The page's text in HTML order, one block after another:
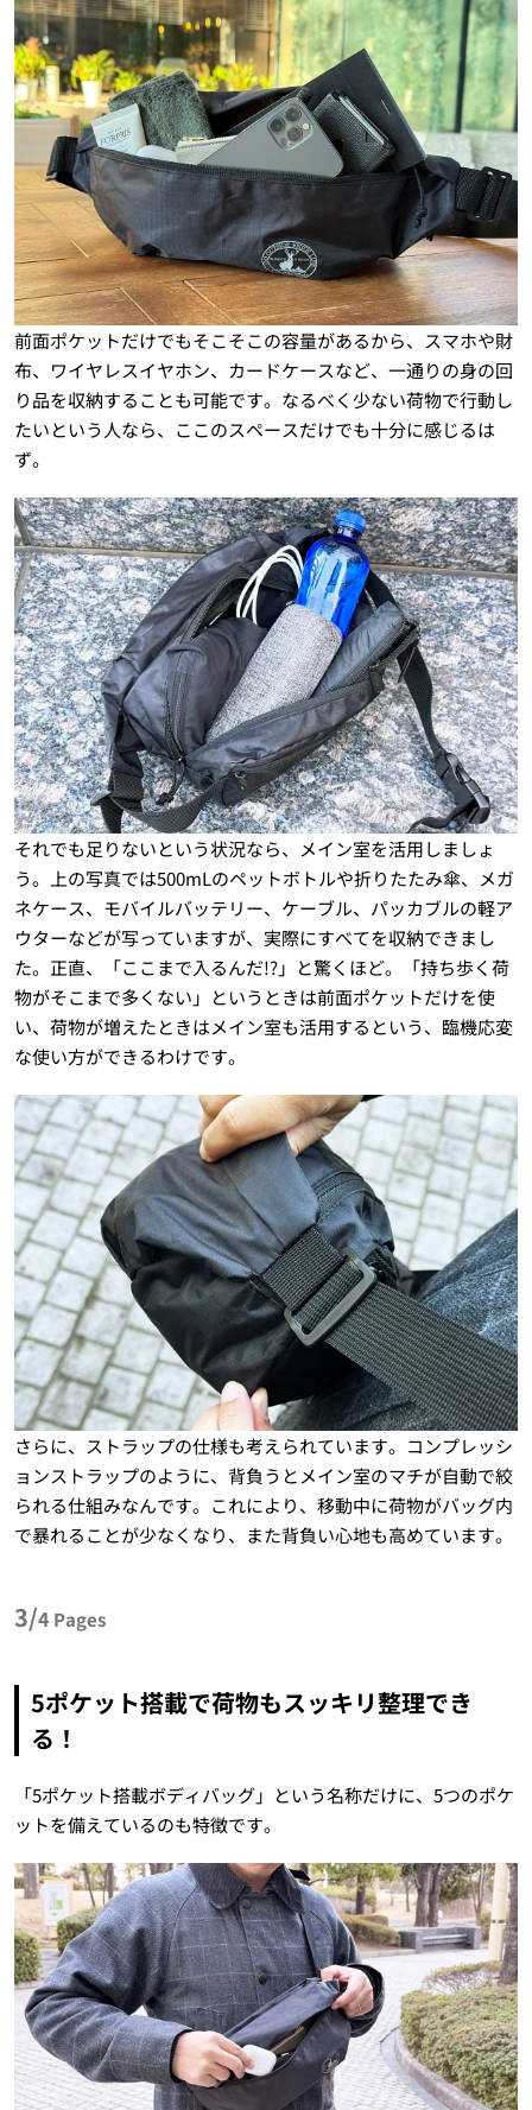
前面ポケットだけでもそこそこの容量があるから、スマホや財
布、ワイヤレスイヤホン、カードケースなど、一通りの身の回
り品を収納することも可能です。なるべく少ない荷物で行動し
たいという人なら、ここのスペースだけでも十分に感じるは
ず。
それでも足りないという状況なら、メイン室を活用しましょ
う。上の写真では500mLのペットボトルや折りたたみ傘、メガ
ネケース、モバイルバッテリー、ケーブル、パッカブルの軽ア
ウターなどが写っていますが、実際にすべてを収納できまし
た。正直、「ここまで入るんだ!?」と驚くほど。「持ち歩く荷
物がそこまで多くない」というときは前面ポケットだけを使
い、荷物が増えたときはメイン室も活用するという、臨機応変
な使い方ができるわけです。
さらに、ストラップの仕様も考えられています。コンプレッシ
ョンストラップのように、背負うとメイン室のマチが自動で絞
られる仕組みなんです。これにより、移動中に荷物がバッグ内
で暴れることが少なくなり、また背負い心地も高めています。
3/4 Pages
5ポケット搭載で荷物もスッキリ整理でき
る！
「5ポケット搭載ボディバッグ」という名称だけに、5つのポケ
ットを備えているのも特徴です。